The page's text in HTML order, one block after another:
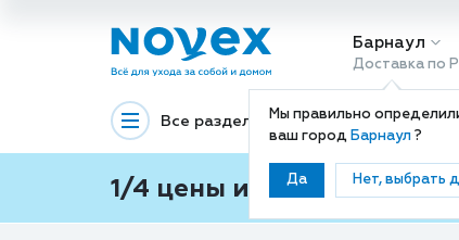
Барнаул
Доставка по
Мы правильно
ваш город Барнаул?
Да Нет, выбрать
Все разделы Декоративная
1/4 цены и покупки ваши